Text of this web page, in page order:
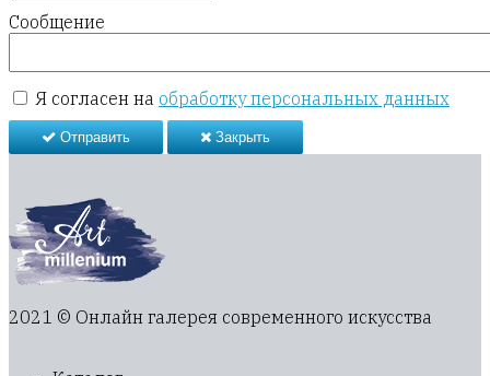
Сообщение
Я согласен на обработку персональных данных
Отправить Закрыть
2021 © Онлайн галерея современного искусства